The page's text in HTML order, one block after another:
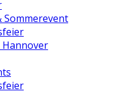
Sommerevent